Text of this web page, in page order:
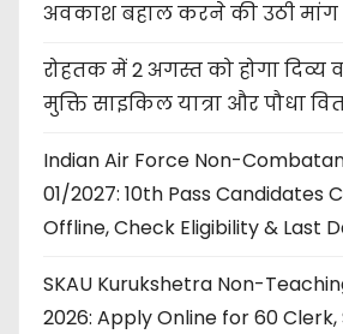
अवकाश बहाल करने की उठी मांग
रोहतक में 2 अगस्त को होगा दिव्य
मुक्ति साइकिल यात्रा और पौधा
Indian Air Force Non-
01/2027: 10th Pass Candidates
Offline, Check Eligibility & Last
SKAU Kurukshetra Non-
2026: Apply Online for 60